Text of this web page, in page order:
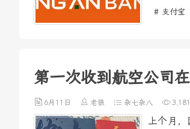
# 支付宝
第一次收到航空公司
6月11日 老狼 杂七杂八
上个月，